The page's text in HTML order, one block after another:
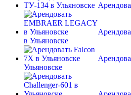
в Ульяновске
Ульяновске